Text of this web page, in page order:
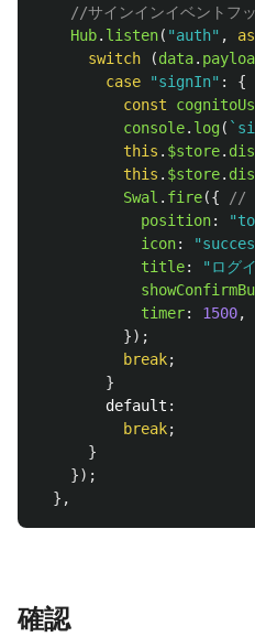
//サインインイベントフ
Hub. listen( "auth" ,
switch
(data.
case
"signIn" : {
const
console. log(
this . $store.
this . $store.
Swal . fire({
//
position: "
icon: "
title: " ログ
timer: 1500,
});
break;
}
default :
break;
}
});
},
確認